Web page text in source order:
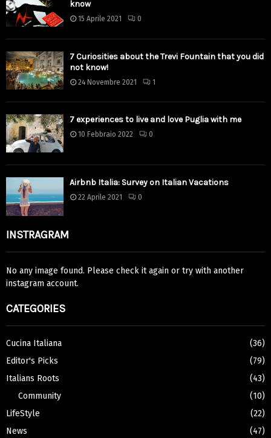
know
15 Aprile 2021 0
7 Curiosities about the Trevi Fountain that you did
not know!
24 Novembre 2021 1
7 experiences to live and love Puglia with me
10 Febbraio 2022 0
Airbnb Italia: Survey on Italian Vacations
22 Aprile 2021 0
INSTRAGRAM
No any image found. Please check it again or try with another
instagram account.
CATEGORIES
Cucina Italiana
(36)
Editor's Picks
(79)
Italians Roots
(43)
Community
(10)
LifeStyle
(22)
News
(47)